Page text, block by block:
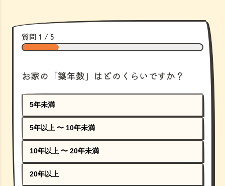
質問 1 / 5
お家の「築年数」はどのくらいですか？
5年未満
5年以上 〜 10年未満
10年以上 〜 20年未満
20年以上